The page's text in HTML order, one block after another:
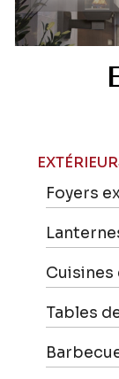
Foyers
Tables